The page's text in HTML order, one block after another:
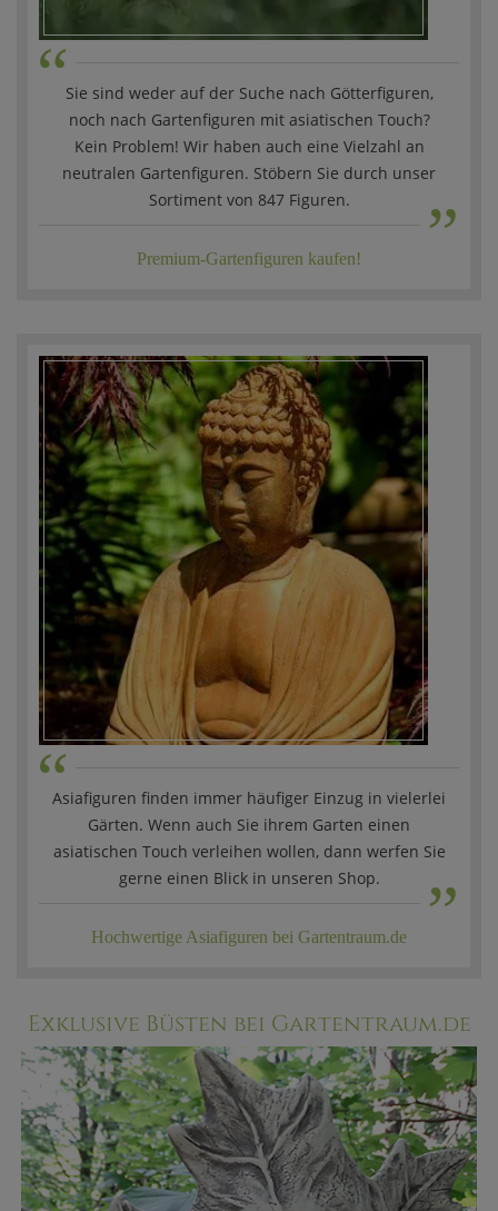
“Sie sind weder auf der Suche nach Götterfiguren,
noch nach Gartenfiguren mit asiatischen Touch?
Kein Problem! Wir haben auch eine Vielzahl an
neutralen Gartenfiguren. Stöbern Sie durch unser
Sortiment von 847 Figuren.
„
Premium-Gartenfiguren kaufen!
“Asiafiguren finden immer häufiger Einzug in vielerlei
Gärten. Wenn auch Sie ihrem Garten einen
asiatischen Touch verleihen wollen, dann werfen Sie
gerne einen Blick in unseren Shop.
„
Hochwertige Asiafiguren bei Gartentraum.de
Exklusive Büsten bei Gartentraum.de